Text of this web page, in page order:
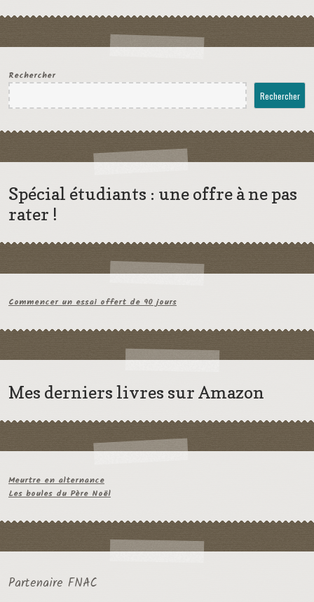
Rechercher
Rechercher
Spécial étudiants : une offre à ne pas
rater !
Commencer un essai offert de 90 jours
Mes derniers livres sur Amazon
Meurtre en alternance
Les boules du Père Noël
Partenaire FNAC